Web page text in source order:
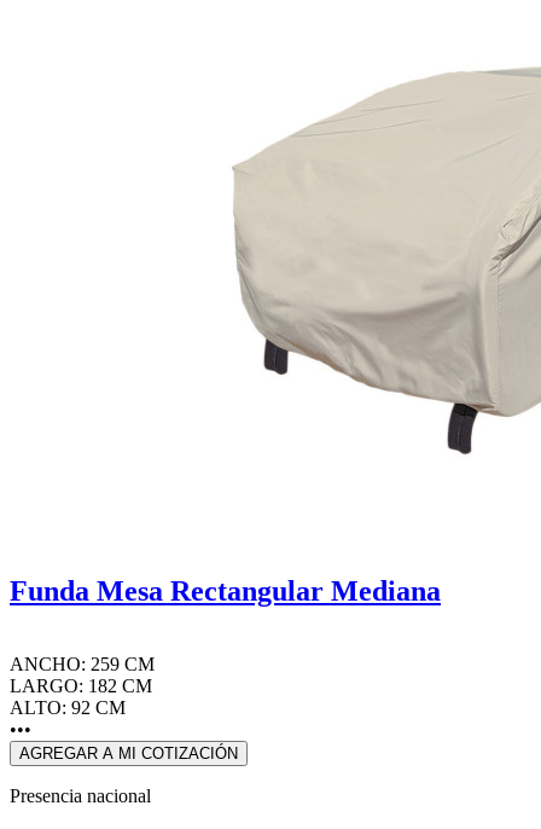
Funda Mesa Rectangular Mediana
ANCHO: 259 CM
LARGO: 182 CM
ALTO: 92 CM
•••
AGREGAR A MI COTIZACIÓN
Presencia nacional